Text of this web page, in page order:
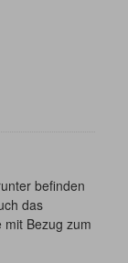
befinden
das
Bezug zum